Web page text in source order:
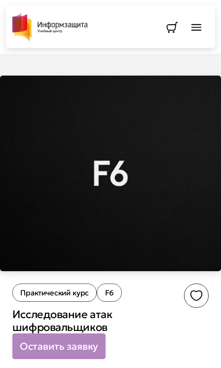
Перейти
Практический курс F6
Исследование атак
шифровальщиков
Оставить заявку